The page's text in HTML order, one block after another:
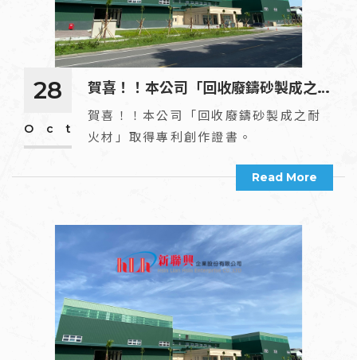
28
Oct
賀喜！！本公司「回收廢鑄砂製成之耐
火材」取得專利創作證書。
賀喜！！本公司「回收廢鑄砂製成之耐
火材」取得專利創作證書。
Read More